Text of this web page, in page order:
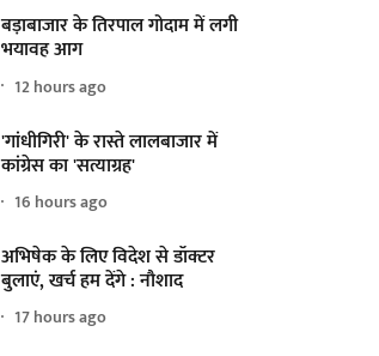
बड़ाबाजार के तिरपाल गोदाम में लगी
भयावह आग
12 hours ago
'गांधीगिरी' के रास्ते लालबाजार में
कांग्रेस का 'सत्याग्रह'
16 hours ago
अभिषेक के लिए विदेश से डॉक्टर
बुलाएं, खर्च हम देंगे : नौशाद
17 hours ago